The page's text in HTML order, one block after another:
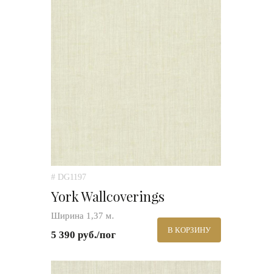
# DG1197
York Wallcoverings
Ширина 1,37 м.
5 390 руб./пог В КОРЗИНУ